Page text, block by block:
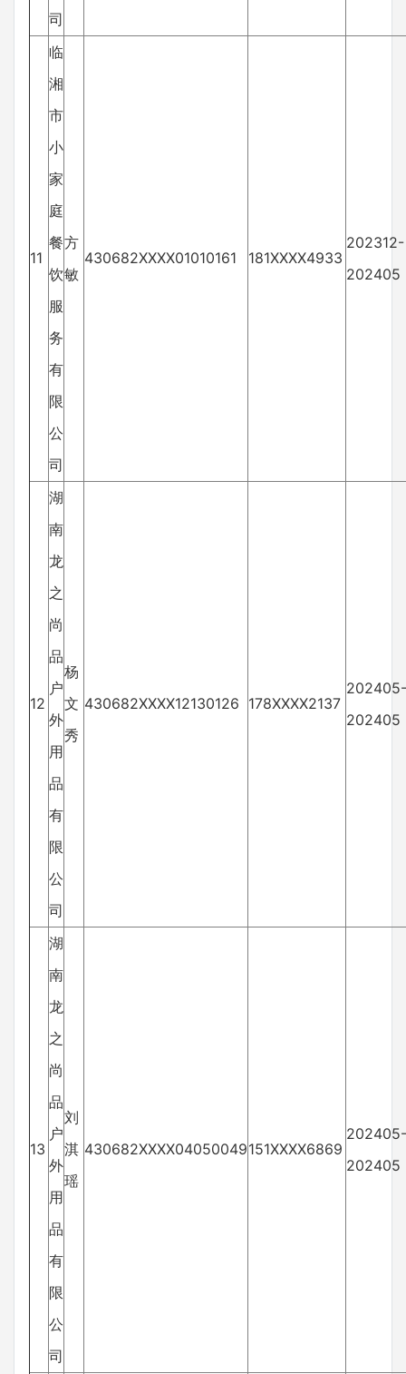
司
11
临
湘
市
小
家
庭
餐
饮
服
务
有
限
公
司
方
敏
430682XXXX01010161 181XXXX4933
202312-
202405
12
湖
南
龙
之
尚
品
户
外
用
品
有
限
公
司
杨
文
秀
430682XXXX12130126 178XXXX2137
202405-
202405
13
湖
南
龙
之
尚
品
户
外
用
品
有
限
公
司
刘
淇
瑶
430682XXXX04050049151XXXX6869
202405-
202405